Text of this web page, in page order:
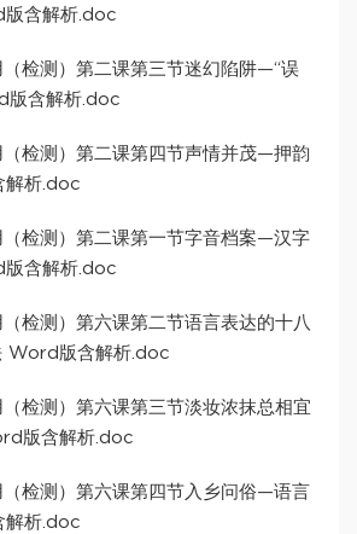
含解析.doc
检测）第二课第三节迷幻陷阱—“误
版含解析.doc
检测）第二课第四节声情并茂—押韵
解析.doc
检测）第二课第一节字音档案—汉字
含解析.doc
检测）第六课第二节语言表达的十八
Word版含解析.doc
检测）第六课第三节淡妆浓抹总相宜
版含解析.doc
检测）第六课第四节入乡问俗—语言
解析.doc